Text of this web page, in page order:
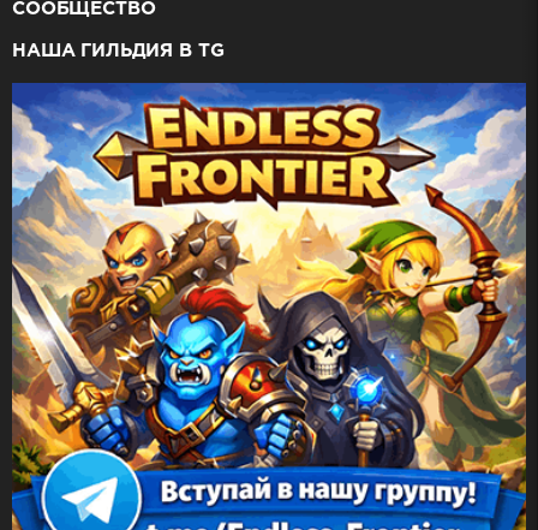
СООБЩЕСТВО
НАША ГИЛЬДИЯ В TG